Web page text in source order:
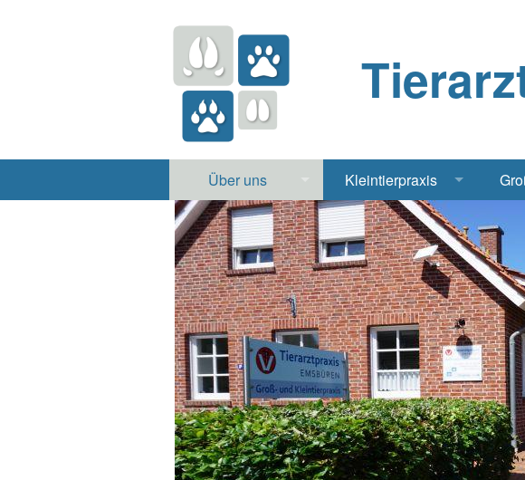
Über uns
Praxis
Apotheke
Labor
Notdienst
Jobs & Praktikum
Kleintierpraxis
Hund, Katze
Heimtiere
Röntgen Ultraschall